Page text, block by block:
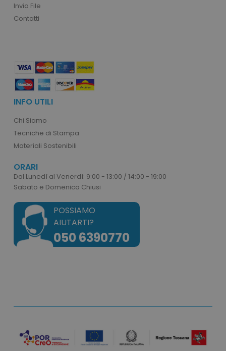
Invia File
Contatti
INFO UTILI
Chi Siamo
Tecniche di Stampa
Materiali Sostenibili
ORARI
Dal Lunedì al Venerdì: 9:00 - 13:00 / 14:00 - 19:00
Sabato e Domenica Chiusi
POSSIAMO
AIUTARTI?
050 6390770
private_content_version
mage-messages